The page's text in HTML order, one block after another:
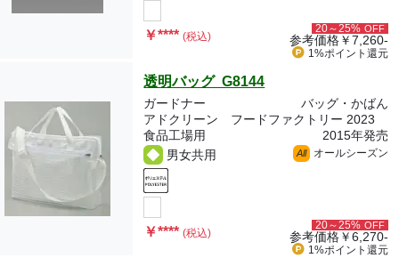
￥**** (税込)
20～25% OFF
参考価格￥7,260-
1%ポイント 還元
透明バッグ G8144
ガードナー
バッグ・かばん
アドクリーン フードファクトリー 2023
食品工場用
2015年発売
男女共用
All オールシーズン
￥**** (税込)
20～25% OFF
参考価格￥6,270-
1%ポイント 還元